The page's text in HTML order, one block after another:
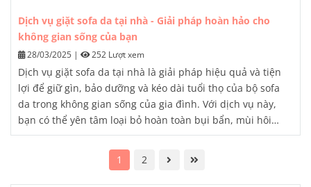
Dịch vụ giặt sofa da tại nhà - Giải pháp hoàn hảo cho
không gian sống của bạn
28/03/2025 | 252 Lượt xem
Dịch vụ giặt sofa da tại nhà là giải pháp hiệu quả và tiện
lợi để giữ gìn, bảo dưỡng và kéo dài tuổi thọ của bộ sofa
da trong không gian sống của gia đình. Với dịch vụ này,
bạn có thể yên tâm loại bỏ hoàn toàn bụi bẩn, mùi hôi
cũng như ngăn ngừa sự nứt nẻ, bong tróc của lớp da, đảm
bảo sofa luôn sạch sẽ, bóng bẩy và mang lại vẻ đẹp thẩm
mỹ cho phòng khách.
1 2